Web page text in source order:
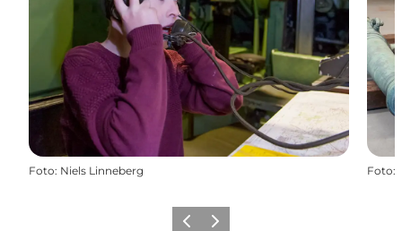
Foto: Niels Linneberg Foto:
ZurückWeiter